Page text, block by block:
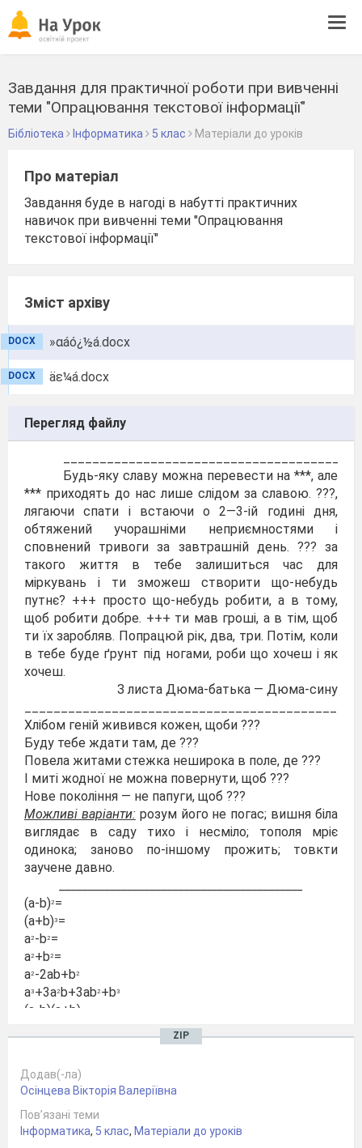
Завдання для практичної роботи при вивченні
теми "Опрацювання текстової інформації"
Бібліотека Інформатика 5 клас Матеріали до уроків
Про матеріал
Завдання буде в нагоді в набутті практичних
навичок при вивченні теми "Опрацювання
текстової інформації"
Зміст архіву
»αáó¿½á.docx
DOCX
äε¼á.docx
DOCX
Перегляд файлу
Будь-яку славу можна перевести на ***, але
*** приходять до нас лише слідом за славою. ???,
лягаючи спати і встаючи о 2—3-ій годині дня,
обтяжений учорашніми неприємностями і
сповнений тривоги за завтрашній день. ??? за
такого життя в тебе залишиться час для
міркувань і ти зможеш створити що-небудь
путнє? +++ просто що-небудь робити, а в тому,
щоб робити добре. +++ ти мав гроші, а в тім, щоб
ти їх заробляв. Попрацюй рік, два, три. Потім, коли
в тебе буде ґрунт під ногами, роби що хочеш і як
хочеш.
З листа Дюма-батька — Дюма-сину
Хлібом геній живився кожен, щоби ???
Буду тебе ждати там, де ???
Повела житами стежка неширока в поле, де ???
І миті жодної не можна повернути, щоб ???
Нове покоління — не папуги, щоб ???
Можливі варіанти:розум його не погас; вишня біла
виглядає в саду тихо і несміло; тополя мріє
одинока; заново по-іншому прожить; товкти
заучене давно.
(a-b)2 =
(a+b)3 =
a2 -b2 =
a2 +b2 =
a2 -2ab+b2
a3 +3a2b+3ab2 +b3
(a-b)(a+b)
ZIP
Додав(-ла)
Осінцева Вікторія Валеріївна
Пов’язані теми
Інформатика, 5 клас, Матеріали до уроків